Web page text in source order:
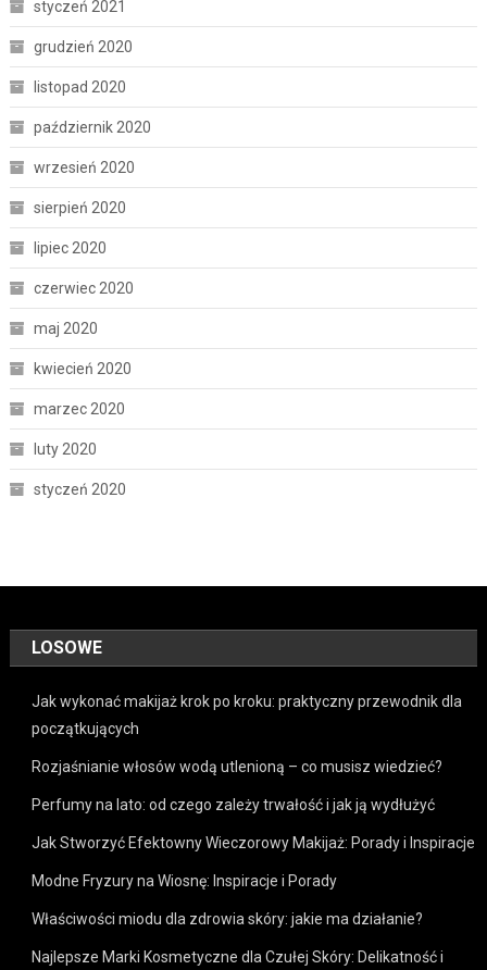
styczeń 2021
grudzień 2020
listopad 2020
październik 2020
wrzesień 2020
sierpień 2020
lipiec 2020
czerwiec 2020
maj 2020
kwiecień 2020
marzec 2020
luty 2020
styczeń 2020
LOSOWE
Jak wykonać makijaż krok po kroku: praktyczny przewodnik dla
początkujących
Rozjaśnianie włosów wodą utlenioną – co musisz wiedzieć?
Perfumy na lato: od czego zależy trwałość i jak ją wydłużyć
Jak Stworzyć Efektowny Wieczorowy Makijaż: Porady i Inspiracje
Modne Fryzury na Wiosnę: Inspiracje i Porady
Właściwości miodu dla zdrowia skóry: jakie ma działanie?
Najlepsze Marki Kosmetyczne dla Czułej Skóry: Delikatność i